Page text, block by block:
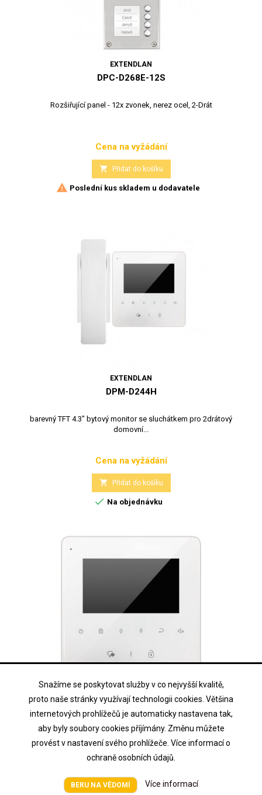
Snažíme se poskytovat služby v co nejvyšší kvalitě,
proto naše stránky využívají technologii cookies. Většina
internetových prohlížečů je automaticky nastavena tak,
aby byly soubory cookies příjímány. Změnu můžete
provést v nastavení svého prohlížeče. Více informací o
ochraně osobních údajů.
BERU NA VĚDOMÍ Více informací
EXTENDLAN
DPC-D268E-12S
Rozšiřující panel - 12x zvonek, nerez ocel, 2-Drát
Cena
Cena na vyžádání
 Přidat do košíku
 Poslední kus skladem u dodavatele
EXTENDLAN
DPM-D244H
barevný TFT 4.3" bytový monitor se sluchátkem pro 2drátový
domovní...
Cena
Cena na vyžádání
 Přidat do košíku
 Na objednávku
DPM-D244S
barevný TFT 4.3" bytový monitor pro 2drátový domovní systém
Cena